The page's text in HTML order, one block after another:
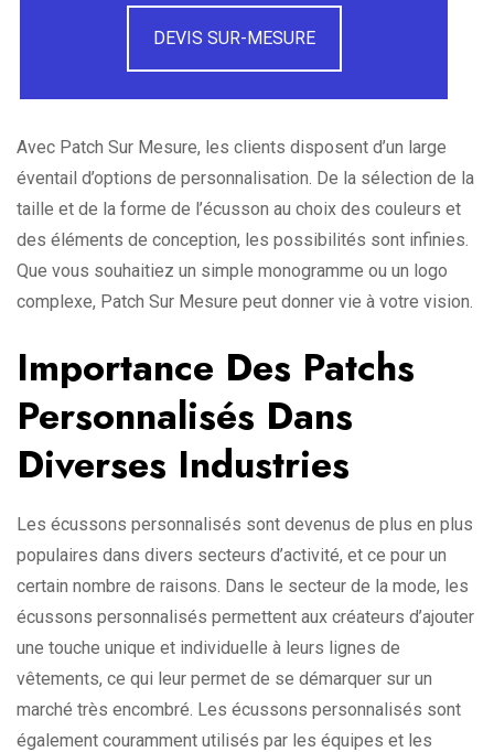
DEVIS SUR-MESURE
Avec Patch Sur Mesure, les clients disposent d’un large
éventail d’options de personnalisation. De la sélection de la
taille et de la forme de l’écusson au choix des couleurs et
des éléments de conception, les possibilités sont infinies.
Que vous souhaitiez un simple monogramme ou un logo
complexe, Patch Sur Mesure peut donner vie à votre vision.
Importance Des Patchs
Personnalisés Dans
Diverses Industries
Les écussons personnalisés sont devenus de plus en plus
populaires dans divers secteurs d’activité, et ce pour un
certain nombre de raisons. Dans le secteur de la mode, les
écussons personnalisés permettent aux créateurs d’ajouter
une touche unique et individuelle à leurs lignes de
vêtements, ce qui leur permet de se démarquer sur un
marché très encombré. Les écussons personnalisés sont
également couramment utilisés par les équipes et les